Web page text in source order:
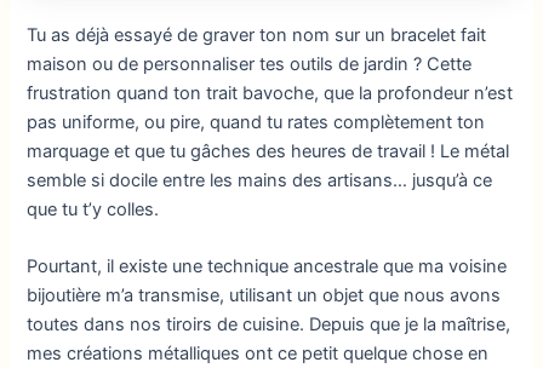
Tu as déjà essayé de graver ton nom sur un bracelet fait
maison ou de personnaliser tes outils de jardin ? Cette
frustration quand ton trait bavoche, que la profondeur n’est
pas uniforme, ou pire, quand tu rates complètement ton
marquage et que tu gâches des heures de travail ! Le métal
semble si docile entre les mains des artisans… jusqu’à ce
que tu t’y colles.
Pourtant, il existe une technique ancestrale que ma voisine
bijoutière m’a transmise, utilisant un objet que nous avons
toutes dans nos tiroirs de cuisine. Depuis que je la maîtrise,
mes créations métalliques ont ce petit quelque chose en